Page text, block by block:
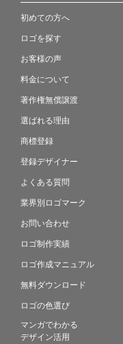
初めての方へ
ロゴを探す
お客様の声
料金について
著作権無償譲渡
選ばれる理由
商標登録
登録デザイナー
よくある質問
業界別ロゴマーク
お問い合わせ
ロゴ制作実績
ロゴ作成マニュアル
無料ダウンロード
ロゴの色選び
マンガでわかる
デザイン活用